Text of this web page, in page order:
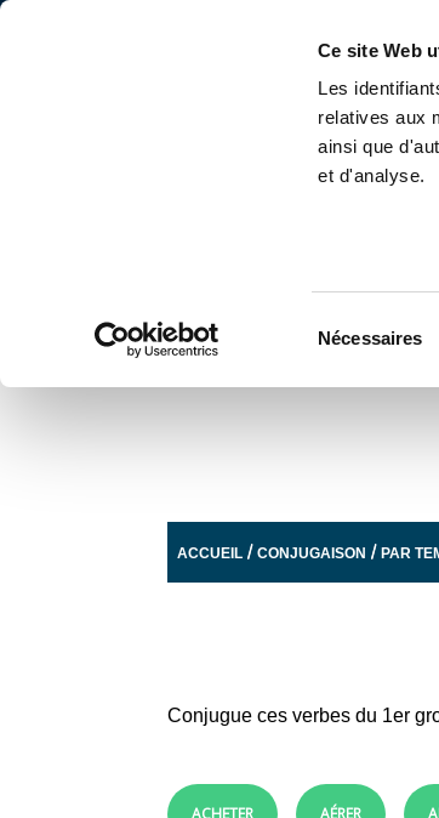
Ce site Web
Les
relatives aux
ainsi que
et d'analyse.
Nécessaires
ACCUEIL /CONJUGAISON /PAR
Conjugue ces verbes du 1er